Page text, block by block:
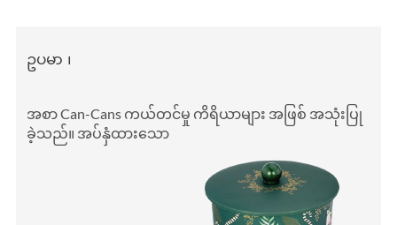
ဥပမာ ၊
အစာ Can-Cans ကယ်တင်မှု ကိရိယာများ အဖြစ် အသုံးပြု
ခဲ့သည်။ အပ်နှံထားသော